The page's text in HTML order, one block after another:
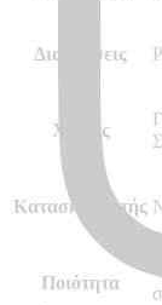
Διαστάσεις
Χώρος
Κατασκευαστής
Ποιότητα